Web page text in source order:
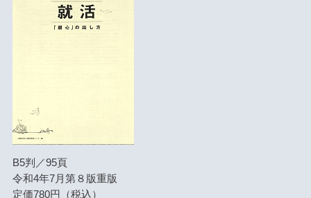
B5判／95頁
令和4年7月第８版重版
定価780円（税込）